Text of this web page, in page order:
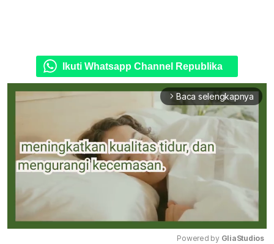
Ikuti Whatsapp Channel Republika
arrow_forward_ios Baca selengkapnya
Powered by GliaStudios